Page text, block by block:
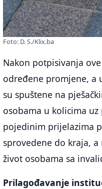
Foto: D. S./Klix.ba
Nakon potpisivanja
određene promjene, a
su spuštene na
osobama u kolicima
pojedinim prijelazima
sprovedene do kraja,
život osobama sa
Prilagođavanje